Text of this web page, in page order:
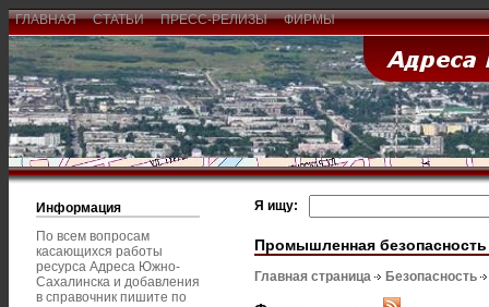
ГЛАВНАЯ СТАТЬИ ПРЕСС-РЕЛИЗЫ ФИРМЫ
Информация
По всем вопросам
касающихся работы
ресурса Адреса Южно-
Сахалинска и добавления
в справочник пишите по
Я ищу:
Промышленная безопасность
Главная страница Безопасность